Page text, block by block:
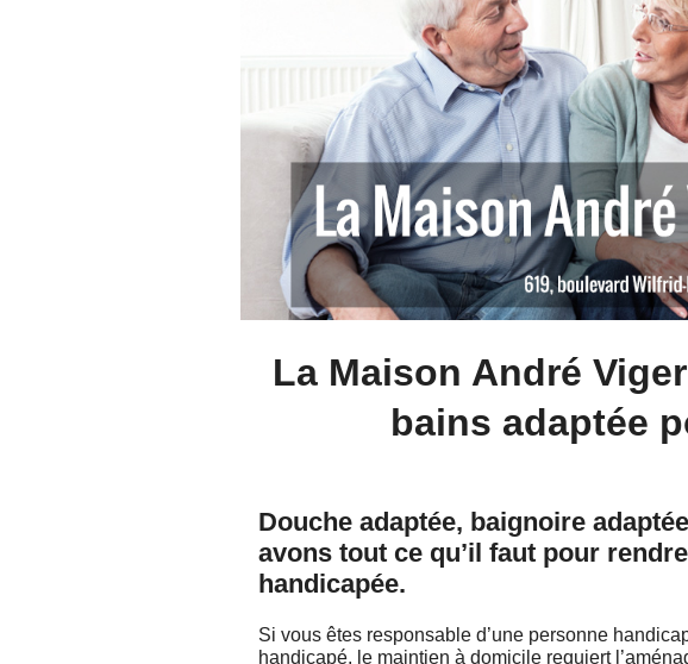
La Maison André
bains adaptée
Douche adaptée, baignoire
avons tout ce qu’il faut pour
handicapée.
Si vous êtes responsable d’une personne
handicapé, le maintien à domicile requiert